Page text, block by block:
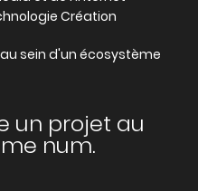
Création
sein d'un écosystème
un projet au
num.